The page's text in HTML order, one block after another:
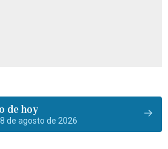
de hoy
de agosto de 2026